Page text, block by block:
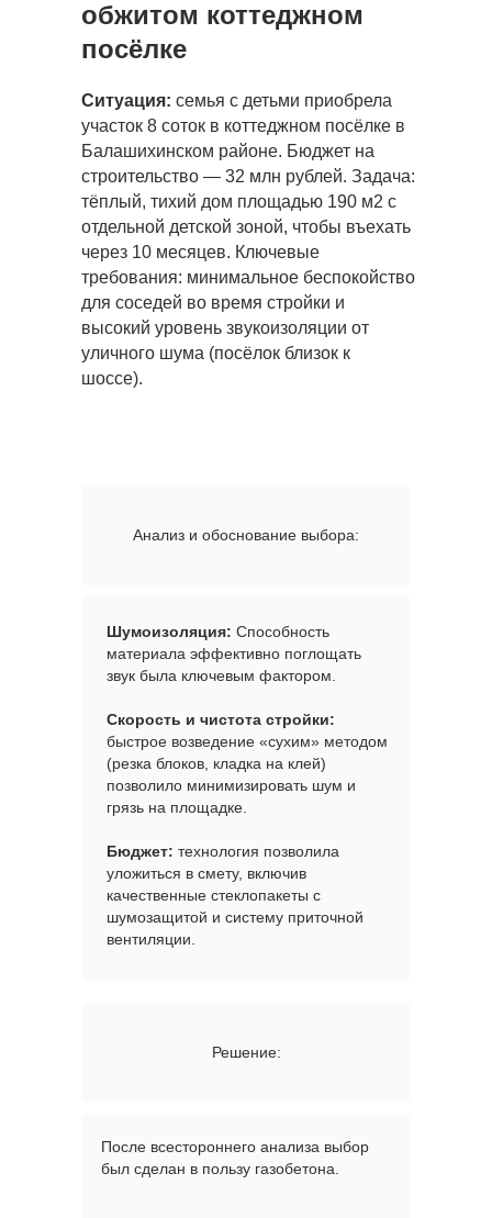
Решение:
Анализ и обоснование выбора:
После всестороннего анализа выбор
был сделан в пользу газобетона.
Шумоизоляция: Способность
материала эффективно поглощать
звук была ключевым фактором.
Скорость и чистота стройки:
быстрое возведение «сухим» методом
(резка блоков, кладка на клей)
позволило минимизировать шум и
грязь на площадке.
Бюджет: технология позволила
уложиться в смету, включив
качественные стеклопакеты с
шумозащитой и систему приточной
вентиляции.
Ситуация: семья с детьми приобрела
участок 8 соток в коттеджном посёлке в
Балашихинском районе. Бюджет на
строительство — 32 млн рублей. Задача:
тёплый, тихий дом площадью 190 м2 с
отдельной детской зоной, чтобы въехать
через 10 месяцев. Ключевые
требования: минимальное беспокойство
для соседей во время стройки и
высокий уровень звукоизоляции от
уличного шума (посёлок близок к
шоссе).
обжитом коттеджном
посёлке